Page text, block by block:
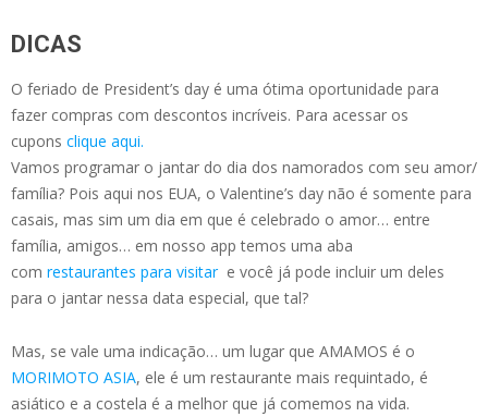
DICAS
O feriado de President’s day é uma ótima oportunidade para
fazer compras com descontos incríveis. Para acessar os
cupons clique aqui.
Vamos programar o jantar do dia dos namorados com seu amor/
família? Pois aqui nos EUA, o Valentine’s day não é somente para
casais, mas sim um dia em que é celebrado o amor… entre
família, amigos… em nosso app temos uma aba
com restaurantes para visitare você já pode incluir um deles
para o jantar nessa data especial, que tal?
Mas, se vale uma indicação… um lugar que AMAMOS é o
MORIMOTO ASIA, ele é um restaurante mais requintado, é
asiático e a costela é a melhor que já comemos na vida.